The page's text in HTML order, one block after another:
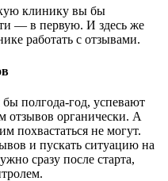
клинику вы бы
— в первую. И здесь же
работать с отзывами.
полгода-год, успевают
отзывов органически. А
похвастаться не могут.
и пускать ситуацию на
сразу после старта,